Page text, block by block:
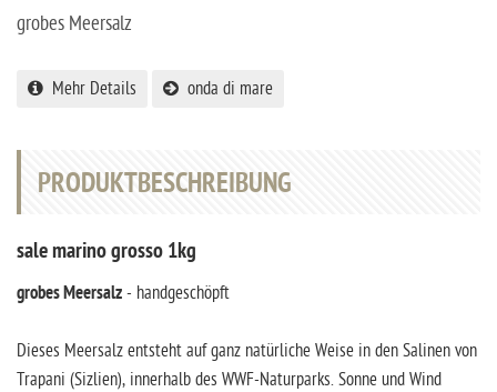
grobes Meersalz
Mehr Details onda di mare
PRODUKTBESCHREIBUNG
sale marino grosso 1kg
grobes Meersalz - handgeschöpft
Dieses Meersalz entsteht auf ganz natürliche Weise in den Salinen von
Trapani (Sizlien), innerhalb des WWF-Naturparks. Sonne und Wind